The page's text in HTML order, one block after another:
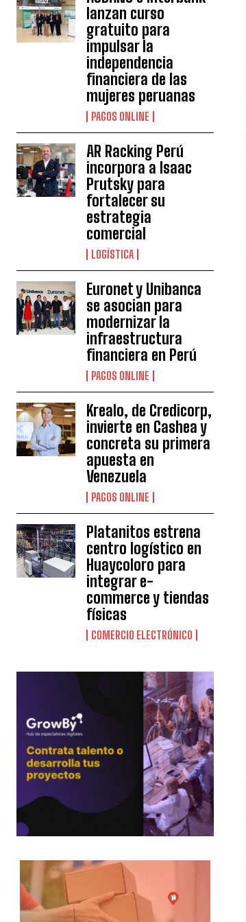
lanzan curso
gratuito para
impulsar la
independencia
financiera de las
mujeres peruanas
PAGOS ONLINE
AR Racking Perú
incorpora a Isaac
Prutsky para
fortalecer su
estrategia
comercial
LOGÍSTICA
Euronet y Unibanca
se asocian para
modernizar la
infraestructura
financiera en Perú
PAGOS ONLINE
Krealo, de Credicorp,
invierte en Cashea y
concreta su primera
apuesta en
Venezuela
PAGOS ONLINE
Platanitos estrena
centro logístico en
Huaycoloro para
integrar e-
commerce y tiendas
físicas
COMERCIO ELECTRÓNICO